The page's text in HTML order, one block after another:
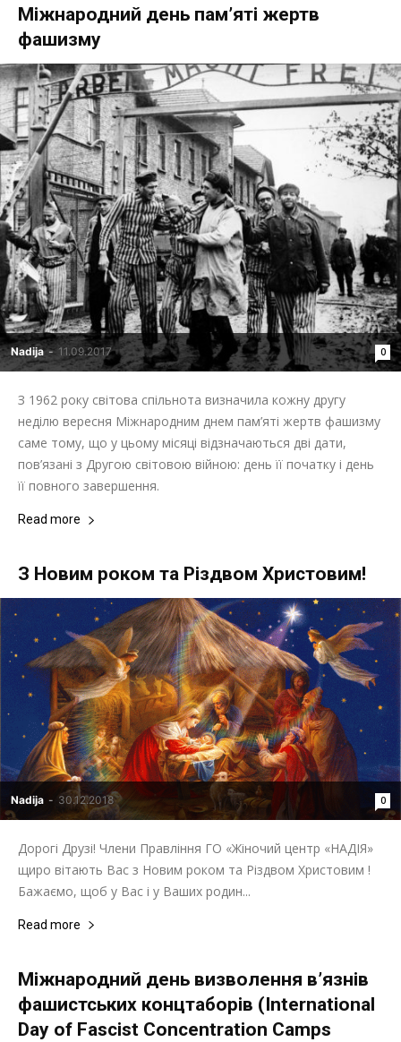
Міжнародний день пам’яті жертв
фашизму
Nadija - 11.09.2017 0
З 1962 року світова спільнота визначила кожну другу
неділю вересня Міжнародним днем пам’яті жертв фашизму
саме тому, що у цьому місяці відзначаються дві дати,
пов’язані з Другою світовою війною: день її початку і день
її повного завершення.
Read more
З Новим роком та Різдвом Христовим!
Nadija - 30.12.2018 0
Дорогі Друзі! Члени Правління ГО «Жіночий центр «НАДІЯ»
щиро вітають Вас з Новим роком та Різдвом Христовим !
Бажаємо, щоб у Вас і у Ваших родин...
Read more
Міжнародний день визволення в’язнів
фашистських концтаборів (International
Day of Fascist Concentration Camps